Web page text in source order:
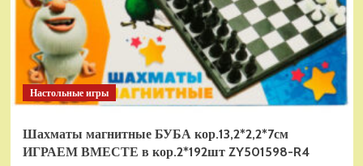
Настольные игры
Шахматы магнитные БУБА кор.13,2*2,2*7см
ИГРАЕМ ВМЕСТЕ в кор.2*192шт ZY501598-R4